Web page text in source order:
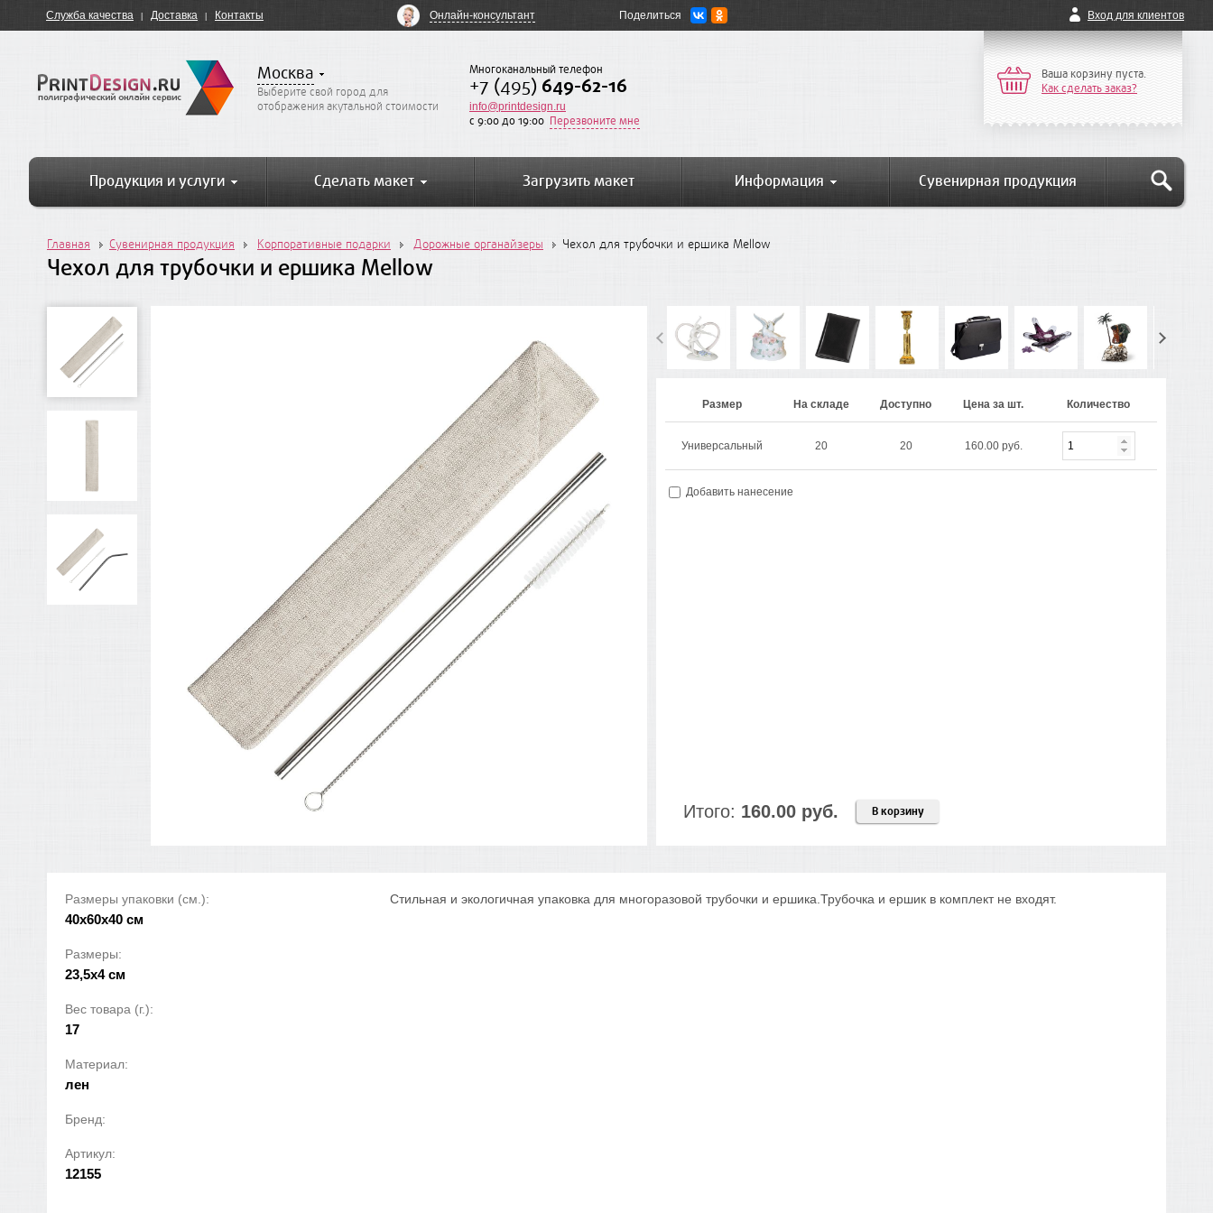
Служба качества Доставка Контакты Онлайн-консультант Поделиться Вход для клиентов
Москва
Выберите свой город для
отображения акутальной стоимости
Многоканальный телефон
+7 (495) 649-62-16
info@printdesign.ru
c 9:00 до 19:00 Перезвоните мне
Ваша корзину пуста.
Как сделать заказ?
Продукция и услуги Сделать макет Загрузить макет Информация Сувенирная продукция
Главная Сувенирная продукция Корпоративные подарки Дорожные органайзеры Чехол для трубочки и ершика Mellow
Чехол для трубочки и ершика Mellow
Размер На складе Доступно Цена за шт. Количество
Универсальный 20 20 160.00 руб.
Добавить нанесение
Итого: 160.00 руб. В корзину
Размеры упаковки (см.):
40x60x40 см
Размеры:
23,5х4 см
Вес товара (г.):
17
Материал:
лен
Бренд:
Артикул:
12155
Стильная и экологичная упаковка для многоразовой трубочки и ершика.Трубочка и ершик в комплект не входят.